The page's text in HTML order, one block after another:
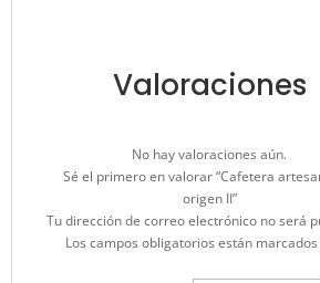
Valoraciones
No hay valoraciones aún.
Sé el primero en valorar “Cafetera
origen II”
Tu dirección de correo electrónico no será
Los campos obligatorios están